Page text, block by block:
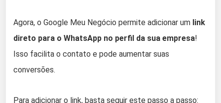
Agora, o Google Meu Negócio permite adicionar um link
direto para o WhatsApp no perfil da sua empresa!
Isso facilita o contato e pode aumentar suas
conversões.
Para adicionar o link, basta seguir este passo a passo: